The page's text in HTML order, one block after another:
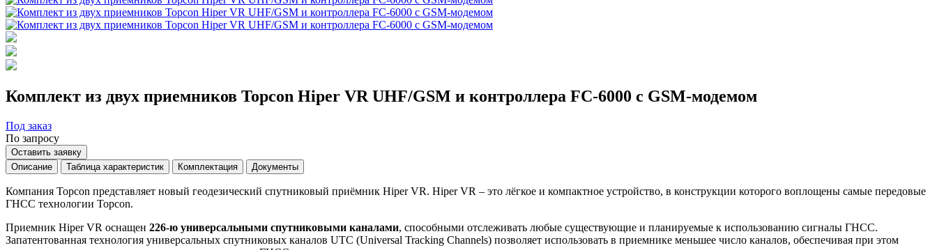
Комплект из двух приемников Topcon Hiper VR UHF/GSM и контроллера FC-6000 с GSM-модемом
Под заказ
По запросу
Оставить заявку
Описание
Таблица характеристик Комплектация Документы
Компания Topcon представляет новый геодезический спутниковый приёмник Hiper VR. Hiper VR – это лёгкое и компактное устройство, в конструкции которого воплощены самые передовые
ГНСС технологии Topcon.
Приемник Hiper VR оснащен 226-ю универсальными спутниковыми каналами, способными отслеживать любые существующие и планируемые к использованию сигналы ГНСС.
Запатентованная технология универсальных спутниковых каналов UTC (Universal Tracking Channels) позволяет использовать в приемнике меньшее число каналов, обеспечивая при этом